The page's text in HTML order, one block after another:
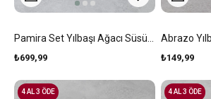
₺699,99 ₺149,99
4 AL 3 ÖDE 4 AL 3 ÖDE